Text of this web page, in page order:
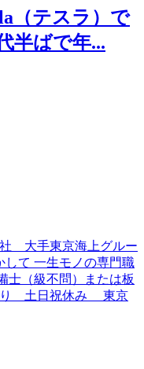
（テスラ）で
半ばで年...